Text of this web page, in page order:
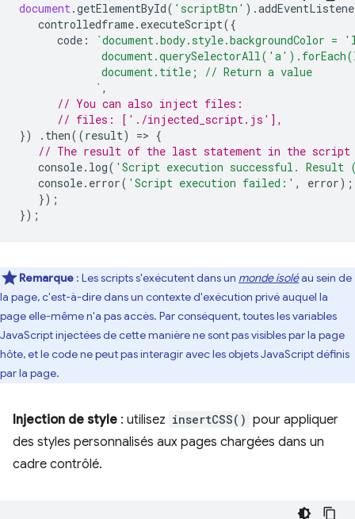
document.getElementById( 'scriptBtn' ).
controlledframe. executeScript({
code :
`document.body.style.backgroundColor
             document.title; // Return a value
            `
,
// You can also inject files:
// files: ['./injected_script.js'],
})
. then((result) => {
// The result of the last statement in the script
console. log( 'Script execution successful.
console. error( 'Script execution failed:' , error);
});
});
Remarque : Les scripts s'exécutent dans un monde isoléau sein de
la page, c'est-à-dire dans un contexte d'exécution privé auquel la
page elle-même n'a pas accès. Par conséquent, toutes les variables
JavaScript injectées de cette manière ne sont pas visibles par la page
hôte, et le code ne peut pas interagir avec les objets JavaScript définis
par la page.
Injection de style : utilisez insertCSS() pour appliquer
des styles personnalisés aux pages chargées dans un
cadre contrôlé.